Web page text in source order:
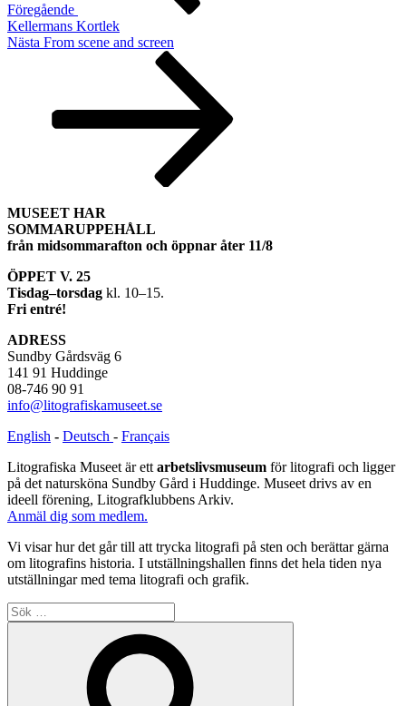
Föregående
Kellermans Kortlek
Nästa
Nästa From scene and screen
MUSEET HAR
SOMMARUPPEHÅLL
från midsommarafton och öppnar åter 11/8
ÖPPET V. 25
Tisdag–torsdag kl. 10–15.
Fri entré!
ADRESS
Sundby Gårdsväg 6
141 91 Huddinge
08-746 90 91
info@litografiskamuseet.se
English - Deutsch - Français
Litografiska Museet är ett arbetslivsmuseum för litografi och ligger
på det natursköna Sundby Gård i Huddinge. Museet drivs av en
ideell förening, Litografklubbens Arkiv.
Anmäl dig som medlem.
Vi visar hur det går till att trycka litografi på sten och berättar gärna
om litografins historia. I utställningshallen finns det hela tiden nya
utställningar med tema litografi och grafik.
Sök
efter: